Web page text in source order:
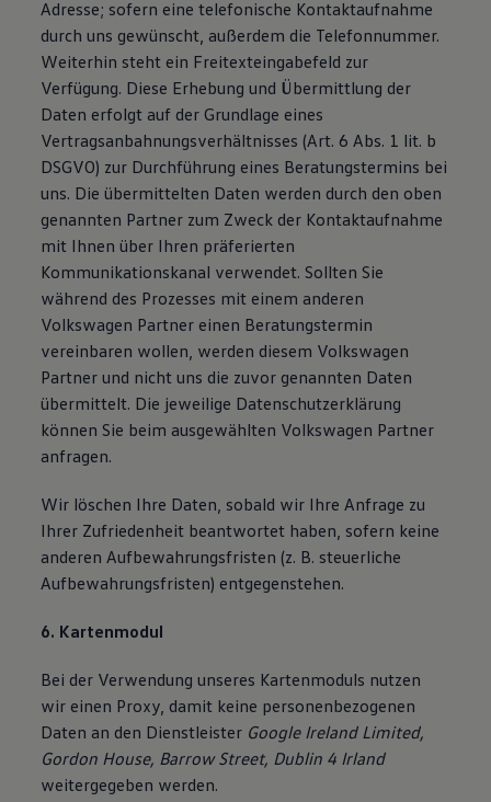
Adresse; sofern eine telefonische Kontaktaufnahme
durch uns gewünscht, außerdem die Telefonnummer.
Weiterhin steht ein Freitexteingabefeld zur
Verfügung. Diese Erhebung und Übermittlung der
Daten erfolgt auf der Grundlage eines
Vertragsanbahnungsverhältnisses (Art. 6 Abs. 1 lit. b
DSGVO) zur Durchführung eines Beratungstermins bei
uns. Die übermittelten Daten werden durch den oben
genannten Partner zum Zweck der Kontaktaufnahme
mit Ihnen über Ihren präferierten
Kommunikationskanal verwendet. Sollten Sie
während des Prozesses mit einem anderen
Volkswagen Partner einen Beratungstermin
vereinbaren wollen, werden diesem Volkswagen
Partner und nicht uns die zuvor genannten Daten
übermittelt. Die jeweilige Datenschutzerklärung
können Sie beim ausgewählten Volkswagen Partner
anfragen.
Wir löschen Ihre Daten, sobald wir Ihre Anfrage zu
Ihrer Zufriedenheit beantwortet haben, sofern keine
anderen Aufbewahrungsfristen (z. B. steuerliche
Aufbewahrungsfristen) entgegenstehen.
6. Kartenmodul
Bei der Verwendung unseres Kartenmoduls nutzen
wir einen Proxy, damit keine personenbezogenen
Daten an den Dienstleister Google Ireland Limited,
Gordon House, Barrow Street, Dublin 4 Irland
weitergegeben werden.